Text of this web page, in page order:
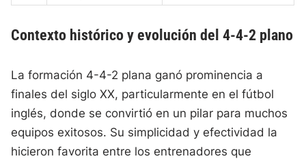
Contexto histórico y evolución del 4-4-2 plano
La formación 4-4-2 plana ganó prominencia a
finales del siglo XX, particularmente en el fútbol
inglés, donde se convirtió en un pilar para muchos
equipos exitosos. Su simplicidad y efectividad la
hicieron favorita entre los entrenadores que